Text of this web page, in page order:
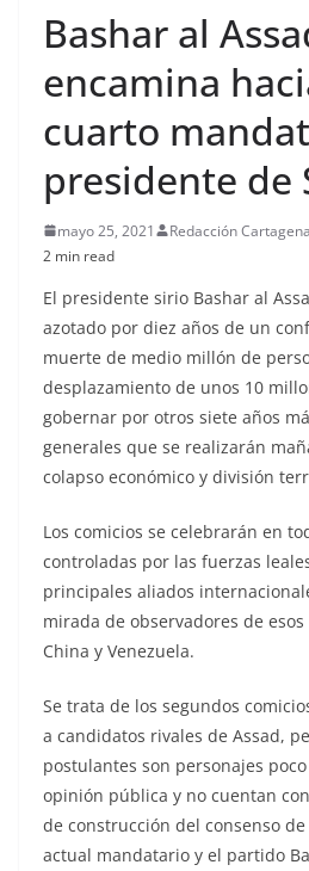
Bashar al
encamina
cuarto
presidente de
mayo 25, 2021 Redacción
2 min read
El presidente sirio Bashar al
azotado por diez años de un
muerte de medio millón de
desplazamiento de unos 10
gobernar por otros siete años
generales que se realizarán
colapso económico y división
Los comicios se celebrarán en
controladas por las fuerzas
principales aliados
mirada de observadores de
China y Venezuela.
Se trata de los segundos
a candidatos rivales de Assad,
postulantes son personajes
opinión pública y no cuentan
de construcción del consenso
actual mandatario y el partido